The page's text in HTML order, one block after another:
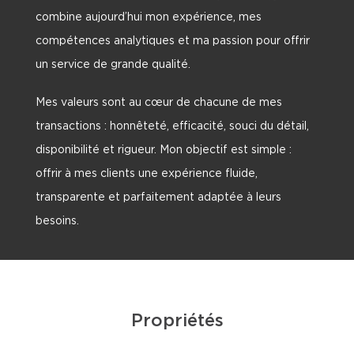
combine aujourd’hui mon expérience, mes
compétences analytiques et ma passion pour offrir
un service de grande qualité.
Mes valeurs sont au cœur de chacune de mes
transactions : honnêteté, efficacité, souci du détail,
disponibilité et rigueur. Mon objectif est simple :
offrir à mes clients une expérience fluide,
transparente et parfaitement adaptée à leurs
besoins.
Propriétés